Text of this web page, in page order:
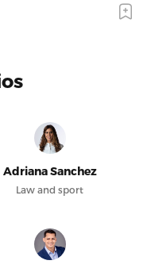
Adriana Sanchez
Law and sport